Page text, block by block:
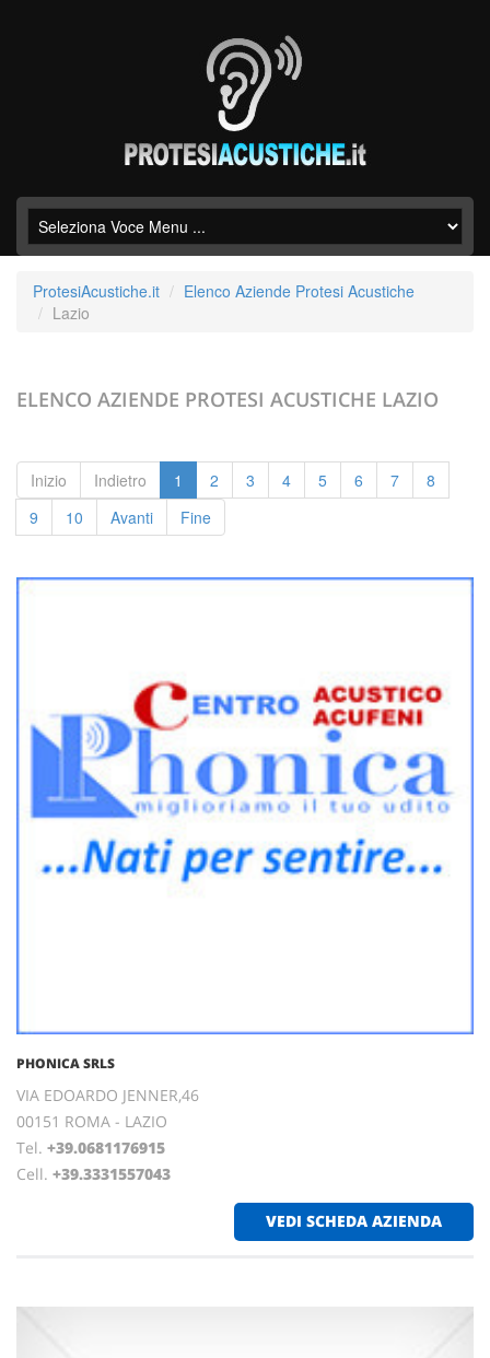
ProtesiAcustiche.it
Elenco Aziende Protesi Acustiche
Lazio
ELENCO AZIENDE PROTESI ACUSTICHE LAZIO
Inizio Indietro 1 2 3 4 5 6 7
8
9
10 Avanti Fine
PHONICA SRLS
VIA EDOARDO JENNER,46
00151 ROMA - LAZIO
Tel. +39.0681176915
Cell. +39.3331557043
VEDI SCHEDA AZIENDA